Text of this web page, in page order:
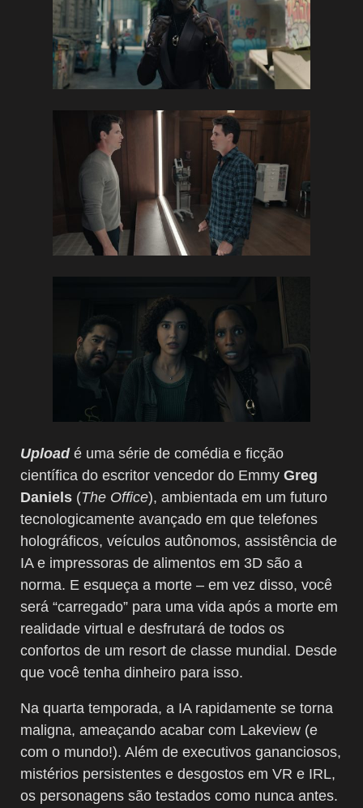
Uploadé uma série de comédia e ficção
científica do escritor vencedor do Emmy Greg
Daniels (The Office), ambientada em um futuro
tecnologicamente avançado em que telefones
holográficos, veículos autônomos, assistência de
IA e impressoras de alimentos em 3D são a
norma. E esqueça a morte – em vez disso, você
será “carregado” para uma vida após a morte em
realidade virtual e desfrutará de todos os
confortos de um resort de classe mundial. Desde
que você tenha dinheiro para isso.
Na quarta temporada, a IA rapidamente se torna
maligna, ameaçando acabar com Lakeview (e
com o mundo!). Além de executivos gananciosos,
mistérios persistentes e desgostos em VR e IRL,
os personagens são testados como nunca antes.